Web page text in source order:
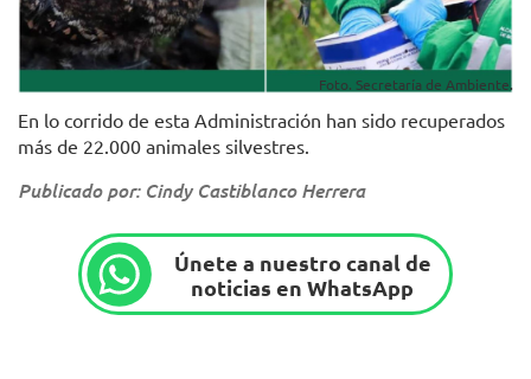
Foto. Secretaría de Ambiente.
En lo corrido de esta Administración han sido recuperados
más de 22.000 animales silvestres.
Publicado por: Cindy Castiblanco Herrera
Únete a nuestro canal de
noticias en WhatsApp